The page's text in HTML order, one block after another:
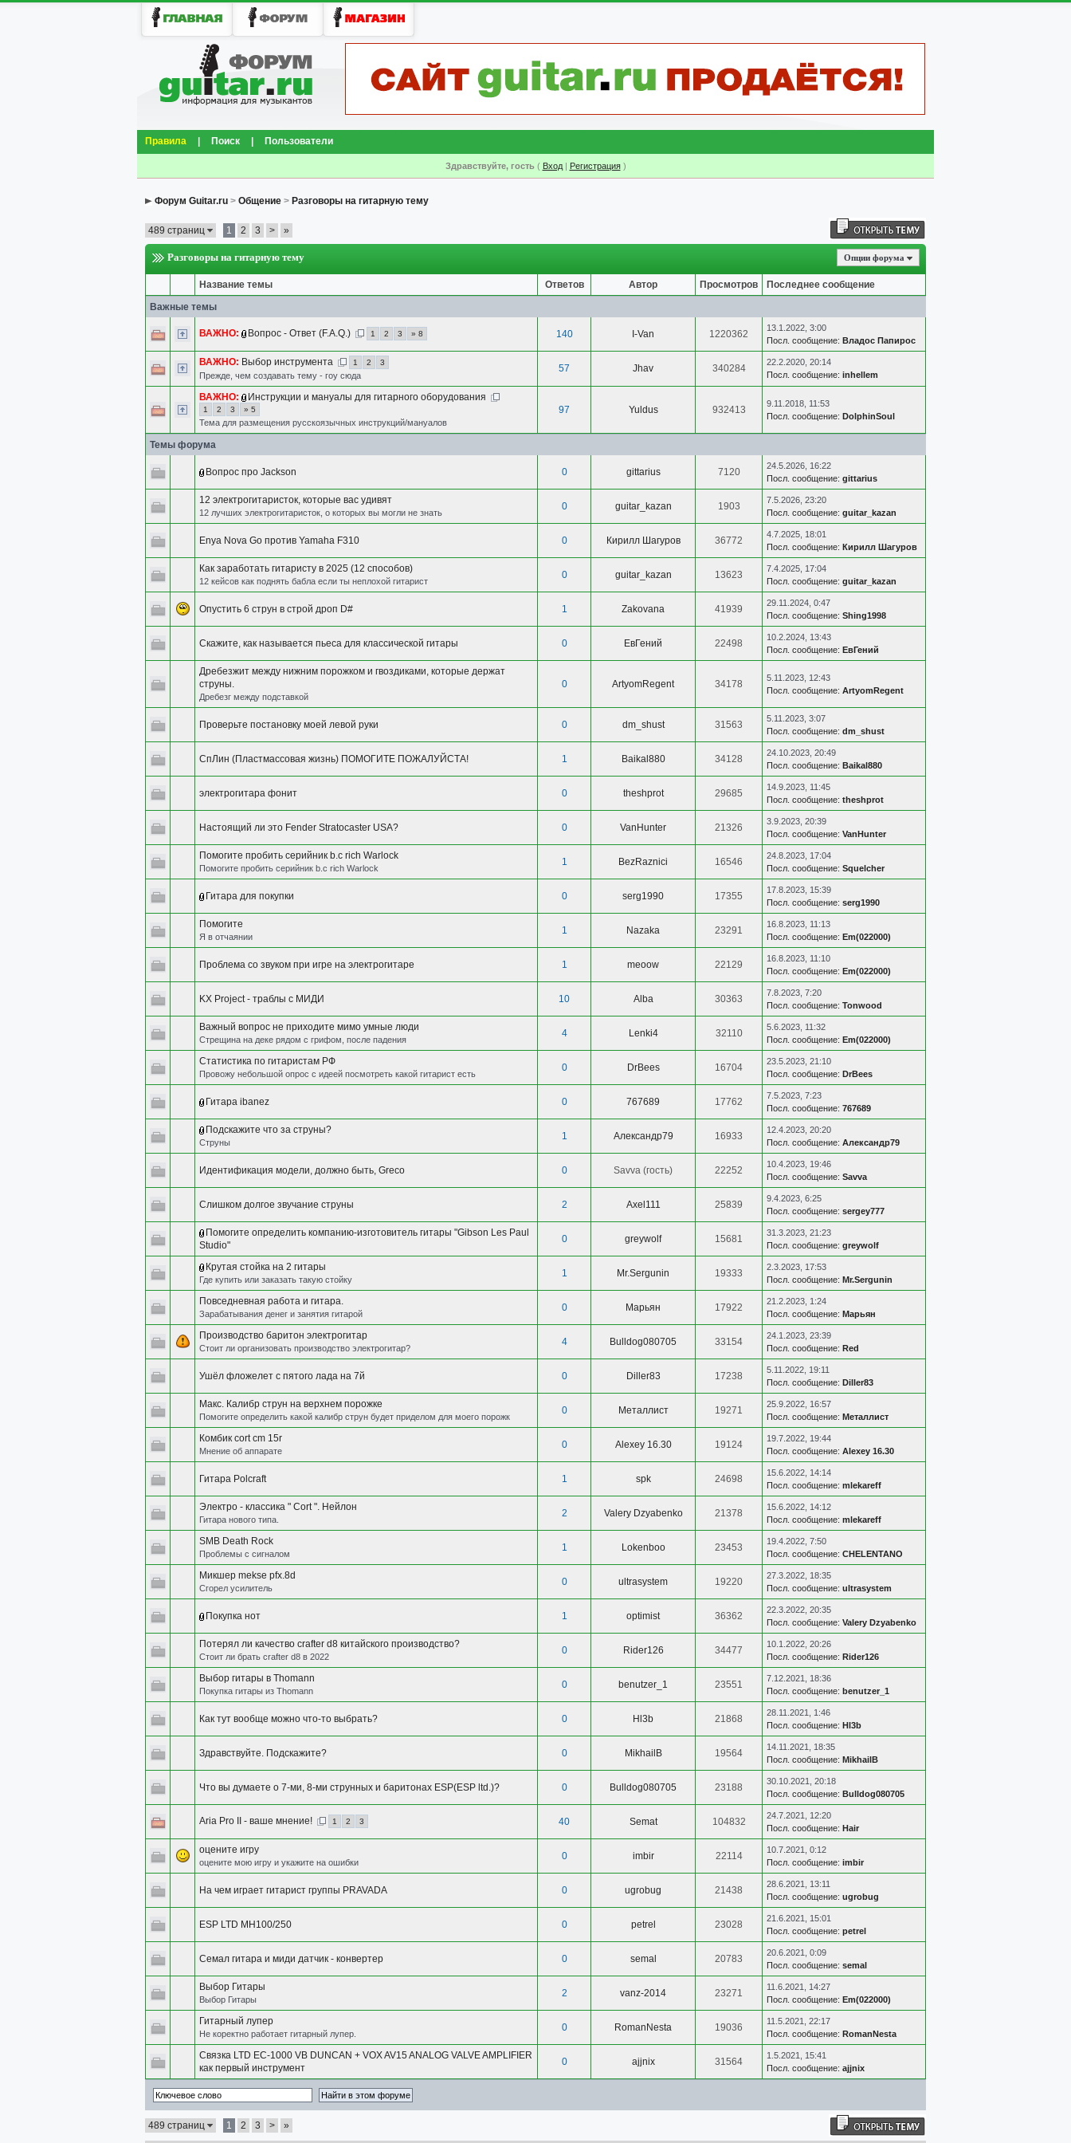
Правила Поиск Пользователи
Здравствуйте, гость( Вход| Регистрация)
Форум Guitar.ru > Общение > Разговоры на гитарную тему
489 страниц 1 2 3 > »
Разговоры на гитарную тему Опции форума
Название темы Ответов Автор Просмотров
Последнее сообщение
Важные темы
ВАЖНО: Вопрос - Ответ (F.A.Q.) 1 2 3 » 8 140 I-Van 1220362
13.1.2022, 3:00
Посл. сообщение: Владос Папирос
ВАЖНО: Выбор инструмента 1 2 3
Прежде, чем создавать тему - гоу сюда
57 Jhav 340284
22.2.2020, 20:14
Посл. сообщение: inhellem
ВАЖНО: Инструкции и мануалы для гитарного оборудования
1 2 3 » 5
Тема для размещения русскоязычных инструкций/мануалов
97 Yuldus 932413
9.11.2018, 11:53
Посл. сообщение: DolphinSoul
Темы форума
Вопрос про Jackson 0 gittarius 7120
24.5.2026, 16:22
Посл. сообщение: gittarius
12 электрогитаристок, которые вас удивят
12 лучших электрогитаристок, о которых вы могли не знать
0 guitar_kazan 1903
7.5.2026, 23:20
Посл. сообщение: guitar_kazan
Enya Nova Go против Yamaha F310 0 Кирилл Шагуров 36772
4.7.2025, 18:01
Посл. сообщение: Кирилл Шагуров
Как заработать гитаристу в 2025 (12 способов)
12 кейсов как поднять бабла если ты неплохой гитарист
0 guitar_kazan 13623
7.4.2025, 17:04
Посл. сообщение: guitar_kazan
Опустить 6 струн в строй дроп D# 1 Zakovana 41939
29.11.2024, 0:47
Посл. сообщение: Shing1998
Скажите, как называется пьеса для классической гитары 0 ЕвГений 22498
10.2.2024, 13:43
Посл. сообщение: ЕвГений
Дребезжит между нижним порожком и гвоздиками, которые держат
струны.
Дребезг между подставкой
0 ArtyomRegent 34178
5.11.2023, 12:43
Посл. сообщение: ArtyomRegent
Проверьте постановку моей левой руки 0 dm_shust 31563
5.11.2023, 3:07
Посл. сообщение: dm_shust
СпЛин (Пластмассовая жизнь) ПОМОГИТЕ ПОЖАЛУЙСТА! 1 Baikal880 34128
24.10.2023, 20:49
Посл. сообщение: Baikal880
электрогитара фонит 0 theshprot 29685
14.9.2023, 11:45
Посл. сообщение: theshprot
Настоящий ли это Fender Stratocaster USA? 0 VanHunter 21326
3.9.2023, 20:39
Посл. сообщение: VanHunter
Помогите пробить серийник b.c rich Warlock
Помогите пробить серийник b.c rich Warlock
1 BezRaznici 16546
24.8.2023, 17:04
Посл. сообщение: Squelcher
Гитара для покупки 0 serg1990 17355
17.8.2023, 15:39
Посл. сообщение: serg1990
Помогите
Я в отчаянии
1 Nazaka 23291
16.8.2023, 11:13
Посл. сообщение: Em(022000)
Проблема со звуком при игре на электрогитаре 1 meoow 22129
16.8.2023, 11:10
Посл. сообщение: Em(022000)
KX Project - траблы с МИДИ 10 Alba 30363
7.8.2023, 7:20
Посл. сообщение: Tonwood
Важный вопрос не приходите мимо умные люди
Стрещина на деке рядом с грифом, после падения
4 Lenki4 32110
5.6.2023, 11:32
Посл. сообщение: Em(022000)
Статистика по гитаристам РФ
Провожу небольшой опрос с идеей посмотреть какой гитарист есть
0 DrBees 16704
23.5.2023, 21:10
Посл. сообщение: DrBees
Гитара ibanez 0 767689 17762
7.5.2023, 7:23
Посл. сообщение: 767689
Подскажите что за струны?
Струны
1 Александр79 16933
12.4.2023, 20:20
Посл. сообщение: Александр79
Идентификация модели, должно быть, Greco 0 Savva (гость) 22252
10.4.2023, 19:46
Посл. сообщение: Savva
Слишком долгое звучание струны 2 Axel111 25839
9.4.2023, 6:25
Посл. сообщение: sergey777
Помогите определить компанию-изготовитель гитары "Gibson Les Paul
Studio"
0 greywolf 15681
31.3.2023, 21:23
Посл. сообщение: greywolf
Крутая стойка на 2 гитары
Где купить или заказать такую стойку
1 Mr.Sergunin 19333
2.3.2023, 17:53
Посл. сообщение: Mr.Sergunin
Повседневная работа и гитара.
Зарабатывания денег и занятия гитарой
0 Марьян 17922
21.2.2023, 1:24
Посл. сообщение: Марьян
Производство баритон электрогитар
Стоит ли организовать производство электрогитар?
4 Bulldog080705 33154
24.1.2023, 23:39
Посл. сообщение: Red
Ушёл фложелет с пятого лада на 7й 0 Diller83 17238
5.11.2022, 19:11
Посл. сообщение: Diller83
Макс. Калибр струн на верхнем порожке
Помогите определить какой калибр струн будет приделом для моего порожк
0 Металлист 19271
25.9.2022, 16:57
Посл. сообщение: Металлист
Комбик cort cm 15r
Мнение об аппарате
0 Alexey 16.30 19124
19.7.2022, 19:44
Посл. сообщение: Alexey 16.30
Гитара Polcraft 1 spk 24698
15.6.2022, 14:14
Посл. сообщение: mlekareff
Электро - классика " Cort ". Нейлон
Гитара нового типа.
2 Valery Dzyabenko 21378
15.6.2022, 14:12
Посл. сообщение: mlekareff
SMB Death Rock
Проблемы с сигналом
1 Lokenboo 23453
19.4.2022, 7:50
Посл. сообщение: CHELENTANO
Микшер mekse pfx.8d
Сгорел усилитель
0 ultrasystem 19220
27.3.2022, 18:35
Посл. сообщение: ultrasystem
Покупка нот 1 optimist 36362
22.3.2022, 20:35
Посл. сообщение: Valery Dzyabenko
Потерял ли качество crafter d8 китайского производство?
Стоит ли брать crafter d8 в 2022
0 Rider126 34477
10.1.2022, 20:26
Посл. сообщение: Rider126
Выбор гитары в Thomann
Покупка гитары из Thomann
0 benutzer_1 23551
7.12.2021, 18:36
Посл. сообщение: benutzer_1
Как тут вообще можно что-то выбрать? 0 Hl3b 21868
28.11.2021, 1:46
Посл. сообщение: Hl3b
Здравствуйте. Подскажите? 0 MikhailB 19564
14.11.2021, 18:35
Посл. сообщение: MikhailB
Что вы думаете о 7-ми, 8-ми струнных и баритонах ESP(ESP ltd.)? 0 Bulldog080705 23188
30.10.2021, 20:18
Посл. сообщение: Bulldog080705
Aria Pro II - ваше мнение! 1 2 3 40 Semat 104832
24.7.2021, 12:20
Посл. сообщение: Hair
оцените игру
оцените мою игру и укажите на ошибки
0 imbir 22114
10.7.2021, 0:12
Посл. сообщение: imbir
На чем играет гитарист группы PRAVADA 0 ugrobug 21438
28.6.2021, 13:11
Посл. сообщение: ugrobug
ESP LTD MH100/250 0 petrel 23028
21.6.2021, 15:01
Посл. сообщение: petrel
Семал гитара и миди датчик - конвертер 0 semal 20783
20.6.2021, 0:09
Посл. сообщение: semal
Выбор Гитары
Выбор Гитары
2 vanz-2014 23271
11.6.2021, 14:27
Посл. сообщение: Em(022000)
Гитарный лупер
Не коректно работает гитарный лупер.
0 RomanNesta 19036
11.5.2021, 22:17
Посл. сообщение: RomanNesta
Связка LTD EC-1000 VB DUNCAN + VOX AV15 ANALOG VALVE AMPLIFIER
как первый инструмент
0 ajjnix 31564
1.5.2021, 15:41
Посл. сообщение: ajjnix
489 страниц 1 2 3 > »